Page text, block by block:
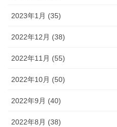
2023年1月 (35)
2022年12月 (38)
2022年11月 (55)
2022年10月 (50)
2022年9月 (40)
2022年8月 (38)